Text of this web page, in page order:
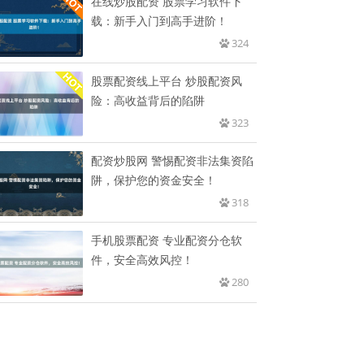
载：新手入门到高手进阶！
324
股票配资线上平台 炒股配资风
险：高收益背后的陷阱
323
配资炒股网 警惕配资非法集资陷
阱，保护您的资金安全！
318
手机股票配资 专业配资分仓软
件，安全高效风控！
280